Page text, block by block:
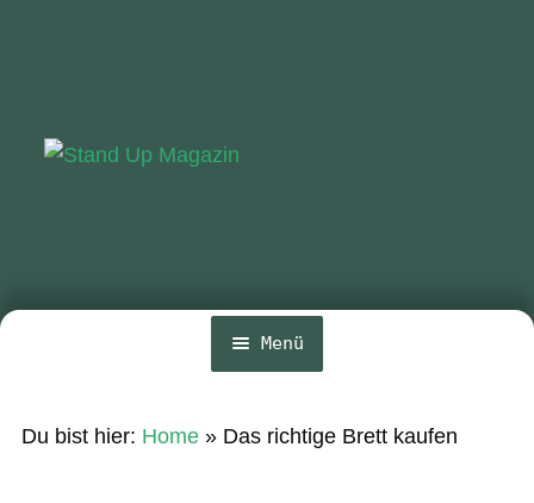
Menü
Du bist hier: Home» Das richtige Brett kaufen